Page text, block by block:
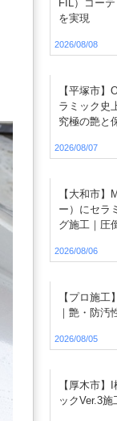
FIL）コー
を実現
2026/08/08
【平塚市
ラミック史
究極の艶と
2026/08/07
【大和市
ー）にセラ
グ施工｜圧
2026/08/06
【プロ施工
｜艶・防
2026/08/05
【厚木市
ックVer.3